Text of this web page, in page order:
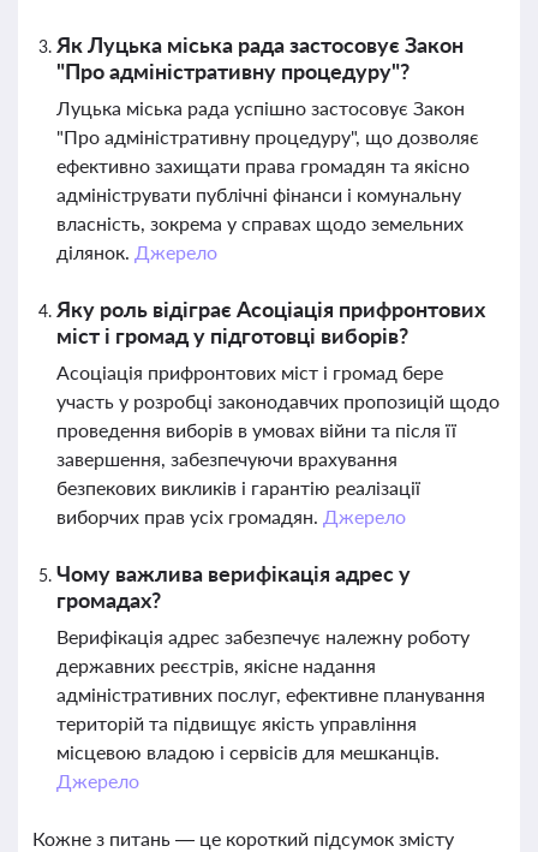
Як Луцька міська рада застосовує Закон
"Про адміністративну процедуру"?
Луцька міська рада успішно застосовує Закон
"Про адміністративну процедуру", що дозволяє
ефективно захищати права громадян та якісно
адмініструвати публічні фінанси і комунальну
власність, зокрема у справах щодо земельних
ділянок. Джерело
Яку роль відіграє Асоціація прифронтових
міст і громад у підготовці виборів?
Асоціація прифронтових міст і громад бере
участь у розробці законодавчих пропозицій щодо
проведення виборів в умовах війни та після її
завершення, забезпечуючи врахування
безпекових викликів і гарантію реалізації
виборчих прав усіх громадян. Джерело
Чому важлива верифікація адрес у
громадах?
Верифікація адрес забезпечує належну роботу
державних реєстрів, якісне надання
адміністративних послуг, ефективне планування
територій та підвищує якість управління
місцевою владою і сервісів для мешканців.
Джерело
Кожне з питань — це короткий підсумок змісту